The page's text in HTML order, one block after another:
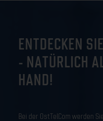
ENTDECKEN
- NATÜRLICH
HAND!
Bei der OstTelCom werden